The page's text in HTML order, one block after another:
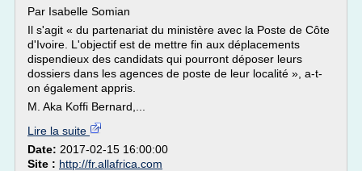
Par Isabelle Somian
Il s'agit « du partenariat du ministère avec la Poste de Côte
d'Ivoire. L'objectif est de mettre fin aux déplacements
dispendieux des candidats qui pourront déposer leurs
dossiers dans les agences de poste de leur localité », a-t-
on également appris.
M. Aka Koffi Bernard,...
Lire la suite
Date: 2017-02-15 16:00:00
Site : http://fr.allafrica.com